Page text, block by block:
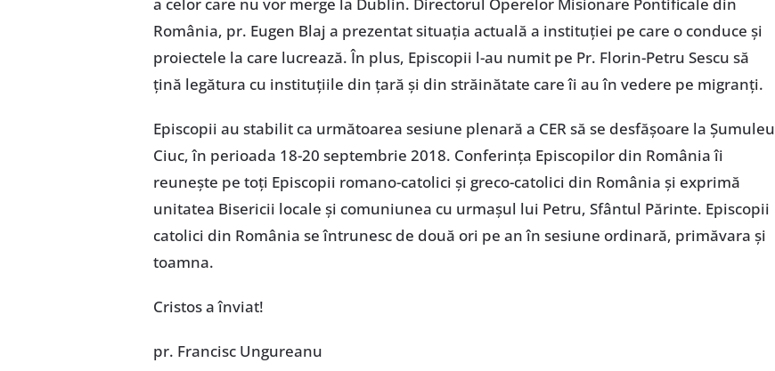
România, pr. Eugen Blaj a prezentat situația actuală a instituției pe care o conduce și
proiectele la care lucrează. În plus, Episcopii l-au numit pe Pr. Florin-Petru Sescu să
țină legătura cu instituțiile din țară și din străinătate care îi au în vedere pe migranți.
Episcopii au stabilit ca următoarea sesiune plenară a CER să se desfășoare la Șumuleu
Ciuc, în perioada 18-20 septembrie 2018. Conferința Episcopilor din România îi
reunește pe toți Episcopii romano-catolici și greco-catolici din România și exprimă
unitatea Bisericii locale și comuniunea cu urmașul lui Petru, Sfântul Părinte. Episcopii
catolici din România se întrunesc de două ori pe an în sesiune ordinară, primăvara și
toamna.
Cristos a înviat!
pr. Francisc Ungureanu